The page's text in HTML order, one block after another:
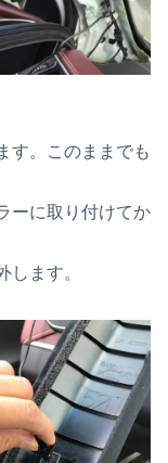
す。このままでも
ーに取り付けてか
します。